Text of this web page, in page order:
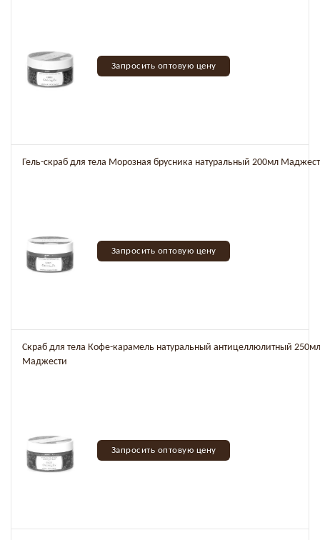
Запросить оптовую цену
Гель-скраб для тела Морозная брусника натуральный 200мл
Запросить оптовую цену
Скраб для тела Кофе-карамель натуральный антицеллюлитный 250мл
Маджести
Запросить оптовую цену